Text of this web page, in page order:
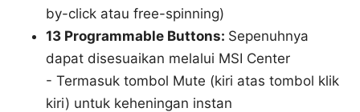
by-click atau free-spinning)
13 Programmable Buttons: Sepenuhnya
dapat disesuaikan melalui MSI Center
- Termasuk tombol Mute (kiri atas tombol klik
kiri) untuk keheningan instan